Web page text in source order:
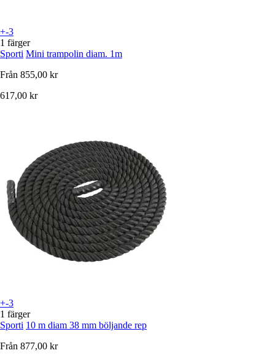
+-3
1 färger
Sporti Mini trampolin diam. 1m
Från 855,00 kr
617,00 kr
+-3
1 färger
Sporti 10 m diam 38 mm böljande rep
Från 877,00 kr